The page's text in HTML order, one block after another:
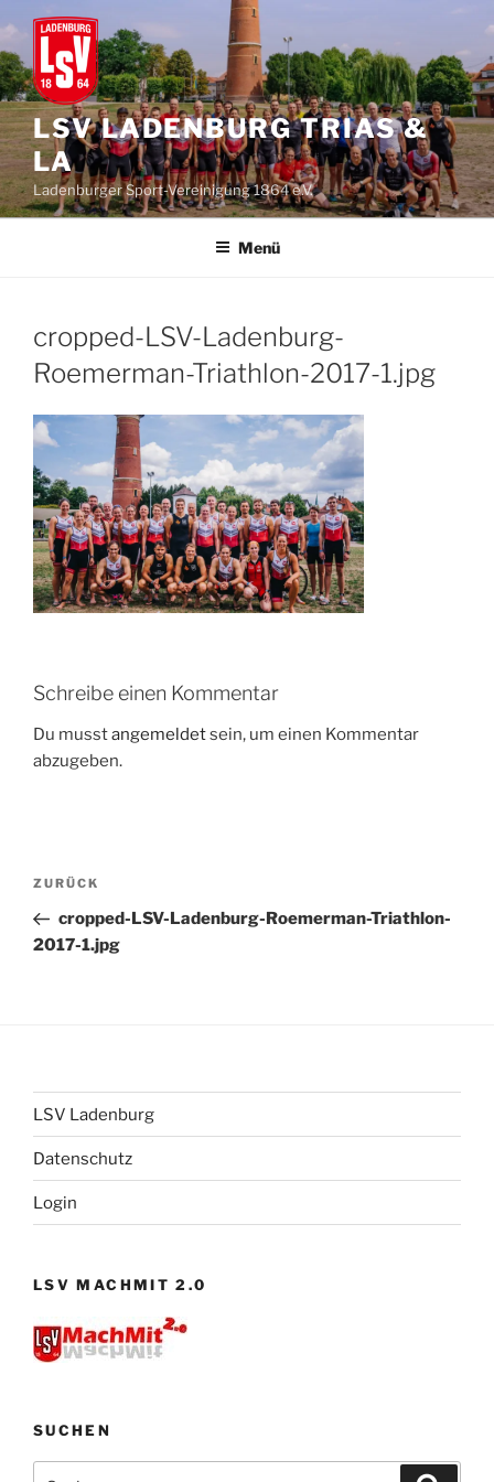
Inhalt
springen
LSV LADENBURG TRIAS &
LA
Ladenburger Sport-Vereinigung 1864 e.V.
Menü
cropped-LSV-Ladenburg-
Roemerman-Triathlon-2017-1.jpg
Schreibe einen Kommentar
Du musstangemeldetsein, um einen Kommentar
abzugeben.
Beitragsnavigation
Vorheriger
Beitrag
ZURÜCK
cropped-LSV-Ladenburg-Roemerman-Triathlon-
2017-1.jpg
LSV Ladenburg
Datenschutz
Login
LSV MACHMIT 2.0
SUCHEN